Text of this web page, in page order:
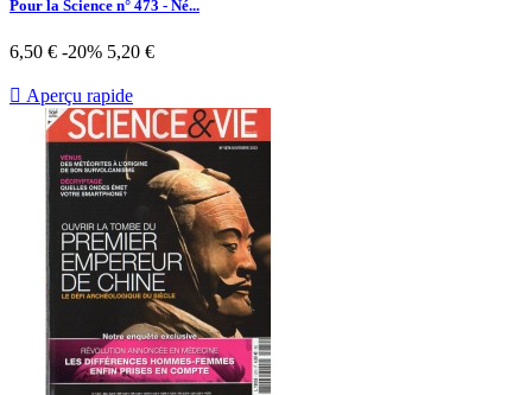
Pour la Science n° 473 - Né...
Prix
base
6,50 € -20% Prix
5,20 €
 Aperçu rapide